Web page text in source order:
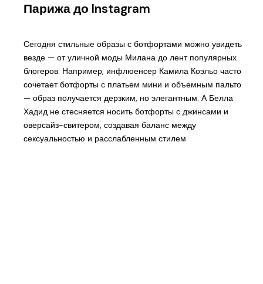
Парижа до Instagram
Сегодня стильные образы с ботфортами можно увидеть
везде — от уличной моды Милана до лент популярных
блогеров. Например, инфлюенсер Камила Коэльо часто
сочетает ботфорты с платьем мини и объемным пальто
— образ получается дерзким, но элегантным. А Белла
Хадид не стесняется носить ботфорты с джинсами и
оверсайз-свитером, создавая баланс между
сексуальностью и расслабленным стилем.